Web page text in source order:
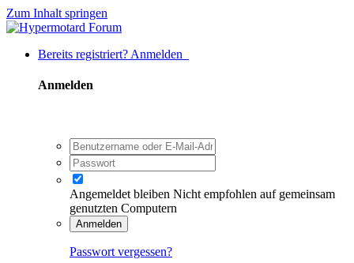
Zum Inhalt springen
Bereits registriert? Anmelden
Anmelden
Angemeldet bleiben Nicht empfohlen auf gemeinsam
genutzten Computern
Anmelden
Passwort vergessen?